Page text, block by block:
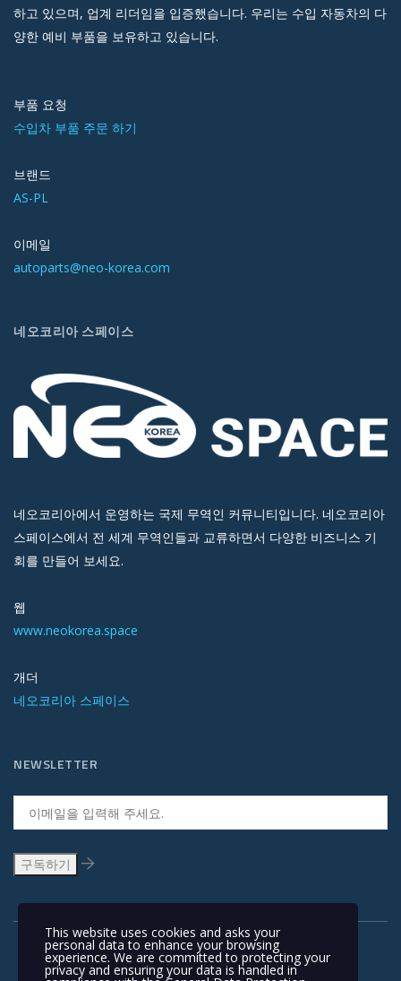
하고 있으며, 업계 리더임을 입증했습니다. 우리는 수입 자동차의 다
양한 예비 부품을 보유하고 있습니다.
부품 요청
수입차 부품 주문 하기
브랜드
AS-PL
이메일
autoparts@neo-korea.com
네오코리아 스페이스
네오코리아에서 운영하는 국제 무역인 커뮤니티입니다. 네오코리아
스페이스에서 전 세계 무역인들과 교류하면서 다양한 비즈니스 기
회를 만들어 보세요.
웹
www.neokorea.space
개더
네오코리아 스페이스
NEWSLETTER
This website uses cookies and asks your
personal data to enhance your browsing
experience. We are committed to protecting your
privacy and ensuring your data is handled in